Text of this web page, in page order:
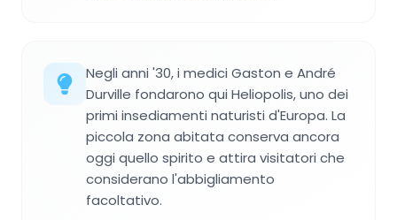
Negli anni '30, i medici Gaston e André
Durville fondarono qui Heliopolis, uno dei
primi insediamenti naturisti d'Europa. La
piccola zona abitata conserva ancora
oggi quello spirito e attira visitatori che
considerano l'abbigliamento
facoltativo.